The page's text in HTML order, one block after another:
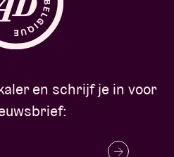
en schrijf je in voor